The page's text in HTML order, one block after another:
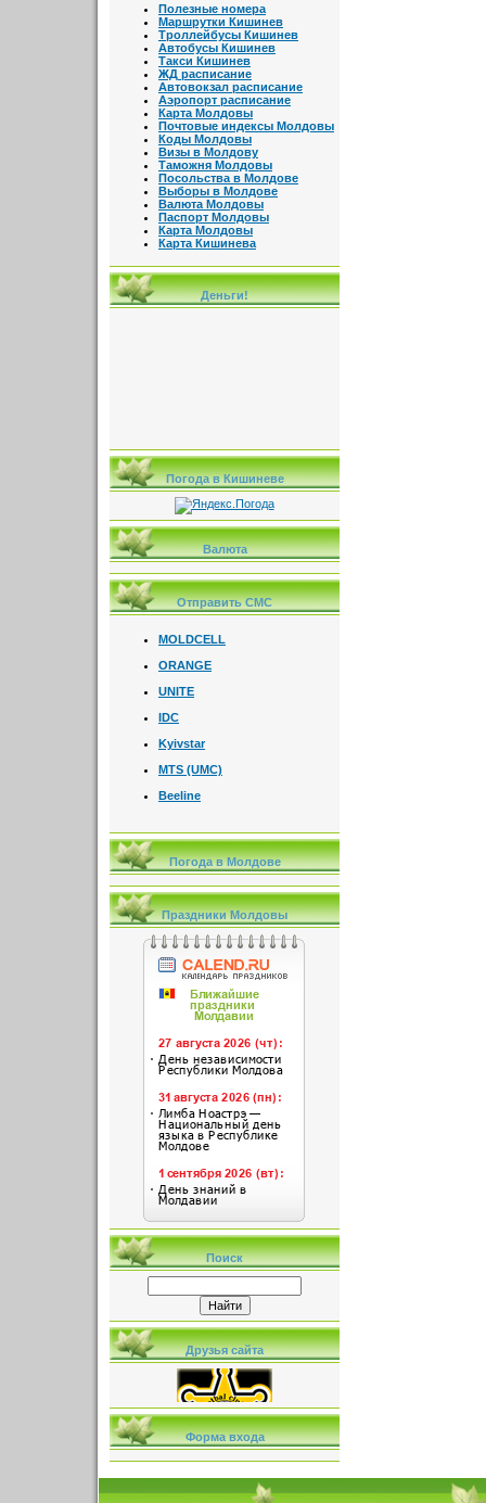
Полезные номера
Маршрутки Кишинев
Троллейбусы Кишинев
Автобусы Кишинев
Такси Кишинев
ЖД расписание
Автовокзал расписание
Аэропорт расписание
Карта Молдовы
Почтовые индексы Молдовы
Коды Молдовы
Визы в Молдову
Таможня Молдовы
Посольства в Молдове
Выборы в Молдове
Валюта Молдовы
Паспорт Молдовы
Карта Молдовы
Карта Кишинева
Деньги!
Погода в Кишиневе
Валюта
Отправить СМС
MOLDCELL
ORANGE
UNITE
IDC
Kyivstar
MTS (UMC)
Beeline
Погода в Молдове
Праздники Молдовы
Поиск
Друзья сайта
Форма входа